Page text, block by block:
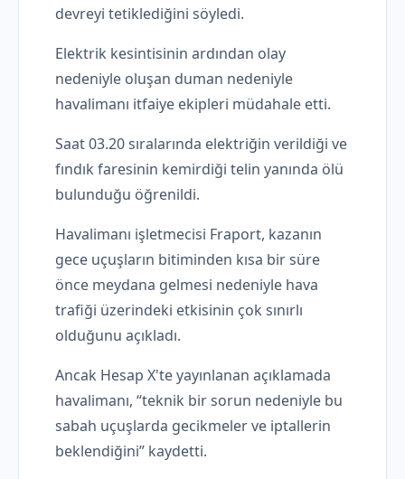
devreyi tetiklediğini söyledi.
Elektrik kesintisinin ardından olay
nedeniyle oluşan duman nedeniyle
havalimanı itfaiye ekipleri müdahale etti.
Saat 03.20 sıralarında elektriğin verildiği ve
fındık faresinin kemirdiği telin yanında ölü
bulunduğu öğrenildi.
Havalimanı işletmecisi Fraport, kazanın
gece uçuşların bitiminden kısa bir süre
önce meydana gelmesi nedeniyle hava
trafiği üzerindeki etkisinin çok sınırlı
olduğunu açıkladı.
Ancak Hesap X'te yayınlanan açıklamada
havalimanı, “teknik bir sorun nedeniyle bu
sabah uçuşlarda gecikmeler ve iptallerin
beklendiğini” kaydetti.